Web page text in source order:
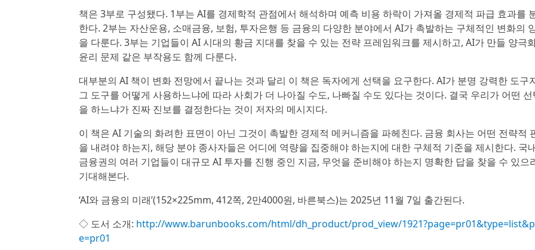
책은 3부로 구성됐다. 1부는 AI를 경제학적 관점에서 해석하며 예측 비용 하락이 가져올 경제적 파급 효과를
한다. 2부는 자산운용, 소매금융, 보험, 투자은행 등 금융의 다양한 분야에서 AI가 촉발하는 구체적인 변화의
을 다룬다. 3부는 기업들이 AI 시대의 황금 지대를 찾을 수 있는 전략 프레임워크를 제시하고, AI가 만들 양극
윤리 문제 같은 부작용도 함께 다룬다.
대부분의 AI 책이 변화 전망에서 끝나는 것과 달리 이 책은 독자에게 선택을 요구한다. AI가 분명 강력한 도구
그 도구를 어떻게 사용하느냐에 따라 사회가 더 나아질 수도, 나빠질 수도 있다는 것이다. 결국 우리가 어떤 선
을 하느냐가 진짜 진보를 결정한다는 것이 저자의 메시지다.
이 책은 AI 기술의 화려한 표면이 아닌 그것이 촉발한 경제적 메커니즘을 파헤친다. 금융 회사는 어떤 전략적
을 내려야 하는지, 해당 분야 종사자들은 어디에 역량을 집중해야 하는지에 대한 구체적 기준을 제시한다. 국
금융권의 여러 기업들이 대규모 AI 투자를 진행 중인 지금, 무엇을 준비해야 하는지 명확한 답을 찾을 수 있으
기대해본다.
‘AI와 금융의 미래’(152×225mm, 412쪽, 2만4000원, 바른북스)는 2025년 11월 7일 출간된다.
◇ 도서 소개: http://www.barunbooks.com/html/dh_product/prod_view/
e=pr01